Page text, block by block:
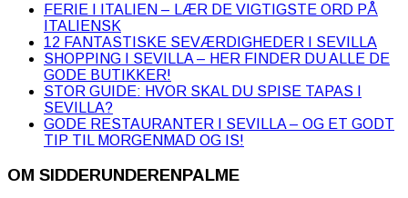
FERIE I ITALIEN – LÆR DE VIGTIGSTE ORD PÅ
ITALIENSK
12 FANTASTISKE SEVÆRDIGHEDER I SEVILLA
SHOPPING I SEVILLA – HER FINDER DU ALLE DE
GODE BUTIKKER!
STOR GUIDE: HVOR SKAL DU SPISE TAPAS I
SEVILLA?
GODE RESTAURANTER I SEVILLA – OG ET GODT
TIP TIL MORGENMAD OG IS!
OM SIDDERUNDERENPALME